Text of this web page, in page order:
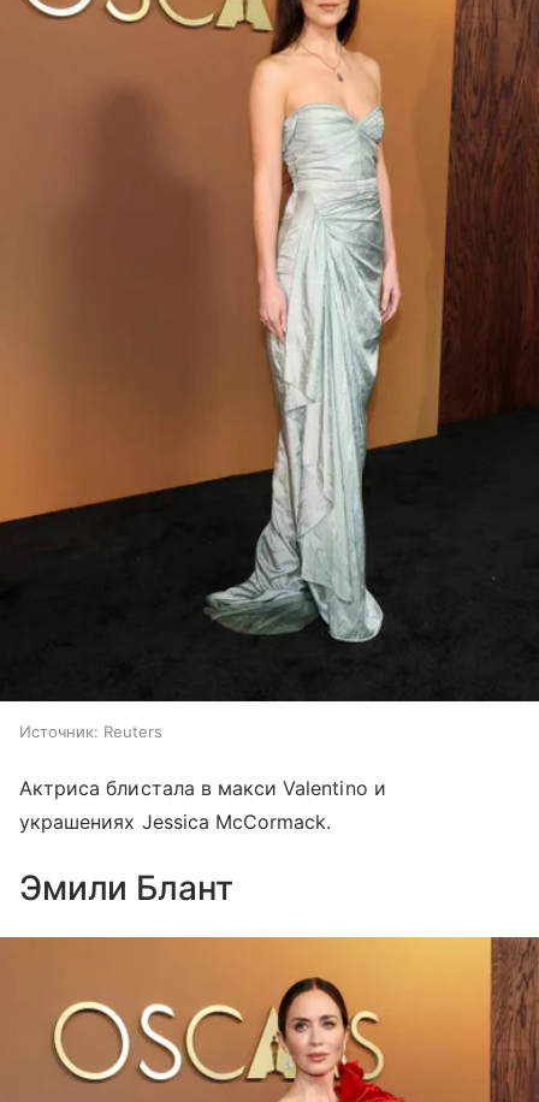
Источник: Reuters
Актриса блистала в макси Valentino и
украшениях Jessica McCormack.
Эмили Блант